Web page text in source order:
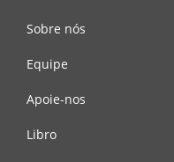
Sobre nós
Equipe
Apoie-nos
Libro